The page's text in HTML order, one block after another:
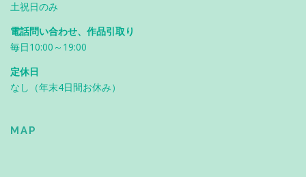
土祝日のみ
電話問い合わせ、作品引取り
毎日10:00～19:00
定休日
なし（年末4日間お休み）
MAP